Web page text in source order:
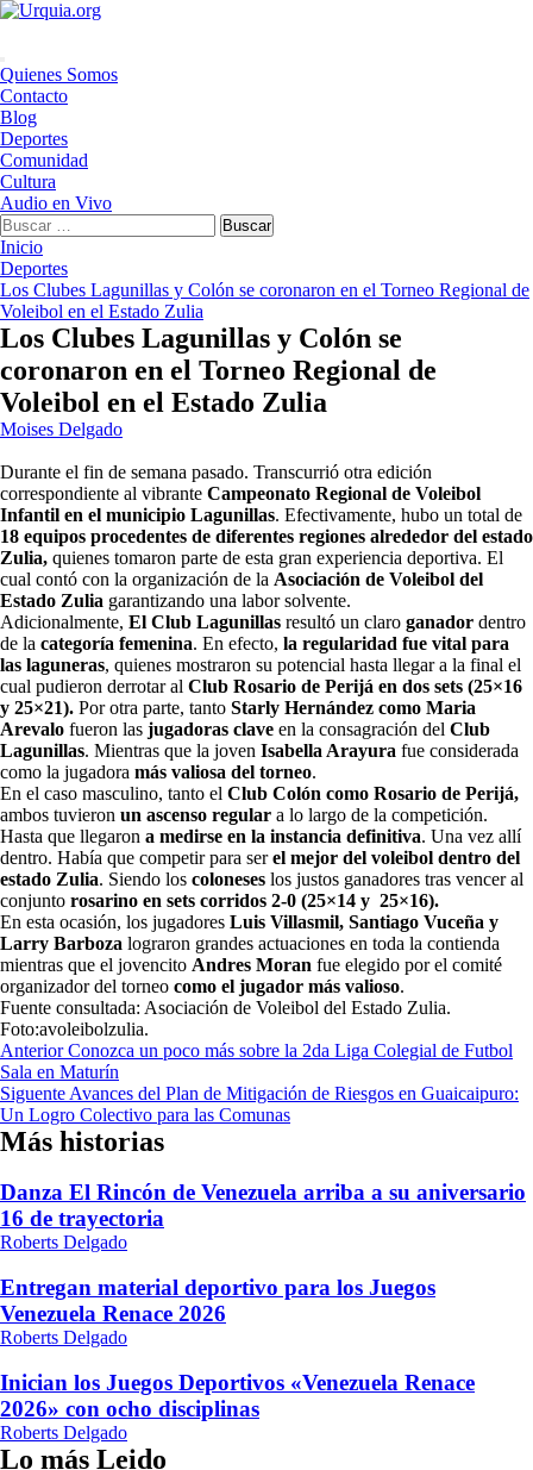
Saltar
Menú
principal
Quienes Somos
Contacto
Blog
Deportes
Comunidad
Cultura
Audio en Vivo
Buscar:
Inicio
Deportes
Los Clubes Lagunillas y Colón se coronaron en el Torneo Regional de
Voleibol en el Estado Zulia
Los Clubes Lagunillas y Colón se
coronaron en el Torneo Regional de
Voleibol en el Estado Zulia
Moises Delgado
Durante el fin de semana pasado. Transcurrió otra edición
correspondiente al vibrante Campeonato Regional de Voleibol
Infantil en el municipio Lagunillas. Efectivamente, hubo un total de
18 equipos procedentes de diferentes regiones alrededor del estado
Zulia, quienes tomaron parte de esta gran experiencia deportiva. El
cual contó con la organización de la Asociación de Voleibol del
Estado Zulia garantizando una labor solvente.
Adicionalmente, El Club Lagunillas resultó un claro ganador dentro
de la categoría femenina. En efecto, la regularidad fue vital para
las laguneras, quienes mostraron su potencial hasta llegar a la final el
cual pudieron derrotar al Club Rosario de Perijá en dos sets (25×16
y 25×21). Por otra parte, tanto Starly Hernández como Maria
Arevalo fueron las jugadoras clave en la consagración del Club
Lagunillas. Mientras que la joven Isabella Arayura fue considerada
como la jugadora más valiosa del torneo.
En el caso masculino, tanto el Club Colón como Rosario de Perijá,
ambos tuvieron un ascenso regular a lo largo de la competición.
Hasta que llegaron a medirse en la instancia definitiva. Una vez allí
dentro. Había que competir para serel mejor del voleibol dentro del
estado Zulia. Siendo los coloneses los justos ganadores tras vencer al
conjunto rosarino en sets corridos 2-0 (25×14 y 25×16).
En esta ocasión, los jugadores Luis Villasmil, Santiago Vuceña y
Larry Barboza lograron grandes actuaciones en toda la contienda
mientras que el jovencito Andres Moran fue elegido por el comité
organizador del torneo como el jugador más valioso.
Fuente consultada: Asociación de Voleibol del Estado Zulia.
Foto:avoleibolzulia.
Navegación
de
entradas
AnteriorConozca un poco más sobre la 2da Liga Colegial de Futbol
Sala en Maturín
Siguente Avances del Plan de Mitigación de Riesgos en Guaicaipuro:
Un Logro Colectivo para las Comunas
Más historias
Danza El Rincón de Venezuela arriba a su aniversario
16 de trayectoria
Roberts Delgado
Entregan material deportivo para los Juegos
Venezuela Renace 2026
Roberts Delgado
Inician los Juegos Deportivos «Venezuela Renace
2026» con ocho disciplinas
Roberts Delgado
Lo más Leido